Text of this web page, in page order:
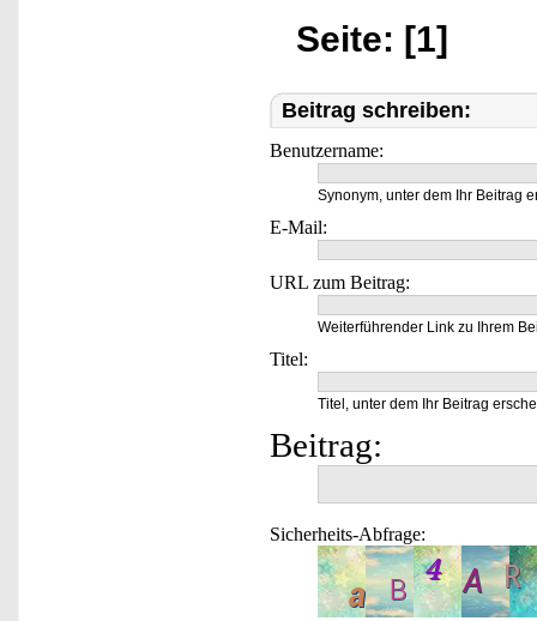
Seite: [1]
Beitrag schreiben:
Benutzername:
Synonym, unter dem Ihr Beitrag
E-Mail:
URL zum Beitrag:
Weiterführender Link zu Ihrem
Titel:
Titel, unter dem Ihr Beitrag
Beitrag:
Sicherheits-Abfrage: